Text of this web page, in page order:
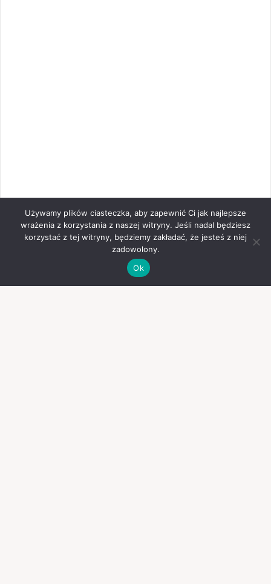
Używamy plików ciasteczka, aby zapewnić Ci jak najlepsze
wrażenia z korzystania z naszej witryny. Jeśli nadal będziesz
korzystać z tej witryny, będziemy zakładać, że jesteś z niej
zadowolony.
Ok